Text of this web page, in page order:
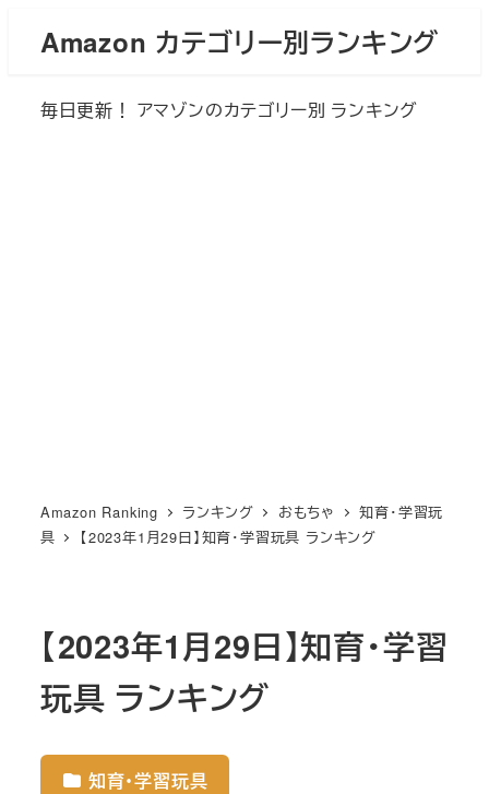
Amazon カテゴリー別ランキング
毎日更新！ アマゾンのカテゴリー別 ランキング
Amazon Ranking ランキング おもちゃ
知育・学習玩
具
【2023年1月29日】知育・学習玩具 ランキング
【2023年1月29日】知育・学習
玩具 ランキング
知育・学習玩具